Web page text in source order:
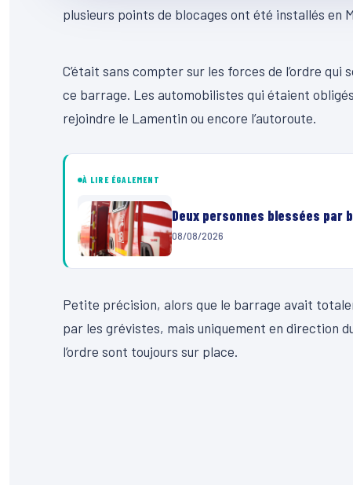
plusieurs points de blocages ont été installés en
vidéo
C’était sans compter sur les forces de l’ordre
ce barrage. Les automobilistes qui étaient
rejoindre le Lamentin ou encore l’autoroute.
À LIRE ÉGALEMENT
Deux personnes blessées par
08/08/2026
Petite précision, alors que le barrage avait
par les grévistes, mais uniquement en direction
l’ordre sont toujours sur place.